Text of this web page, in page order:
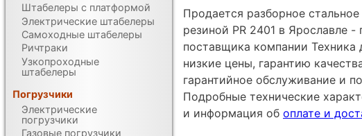
Продается разборное
резиной PR 2401 в Ярославле -
поставщика компании Техника
низкие цены, гарантию
гарантийное обслуживание и
Подробные технические
и информация об оплате и
Штабелеры с платформой
Электрические штабелеры
Самоходные штабелеры
Ричтраки
Узкопроходные
штабелеры
Погрузчики
Электрические
погрузчики
Газовые погрузчики